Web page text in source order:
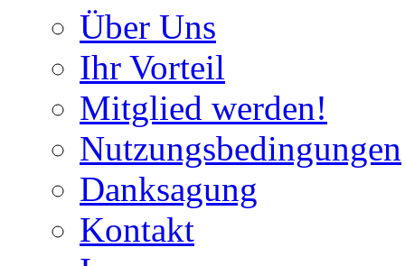
Über Uns
Ihr Vorteil
Mitglied werden!
Nutzungsbedingungen
Danksagung
Kontakt